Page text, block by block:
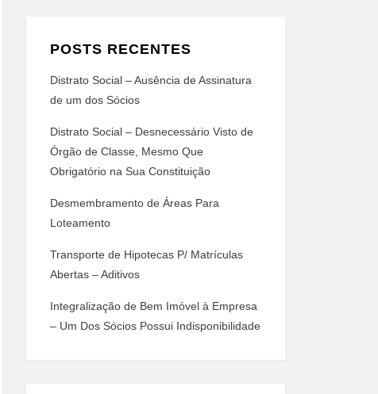
POSTS RECENTES
Distrato Social – Ausência de Assinatura
de um dos Sócios
Distrato Social – Desnecessário Visto de
Órgão de Classe, Mesmo Que
Obrigatório na Sua Constituição
Desmembramento de Áreas Para
Loteamento
Transporte de Hipotecas P/ Matrículas
Abertas – Aditivos
Integralização de Bem Imóvel à Empresa
– Um Dos Sócios Possui Indisponibilidade